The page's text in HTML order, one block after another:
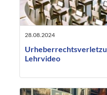
28.08.2024
Lehrvideo